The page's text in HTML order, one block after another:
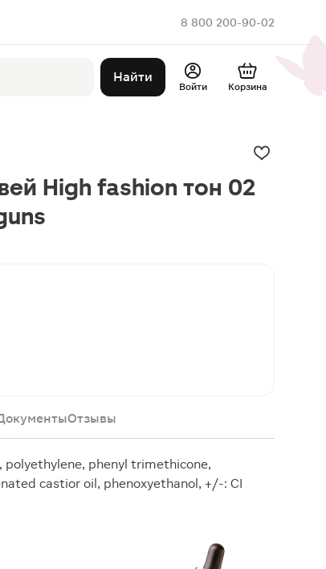
8 800 200-90-02
Найти
Войти Корзина
High fashion тон 02
Отзывы
phenyl trimethicone,
castior oil, phenoxyethanol, +/-: CI